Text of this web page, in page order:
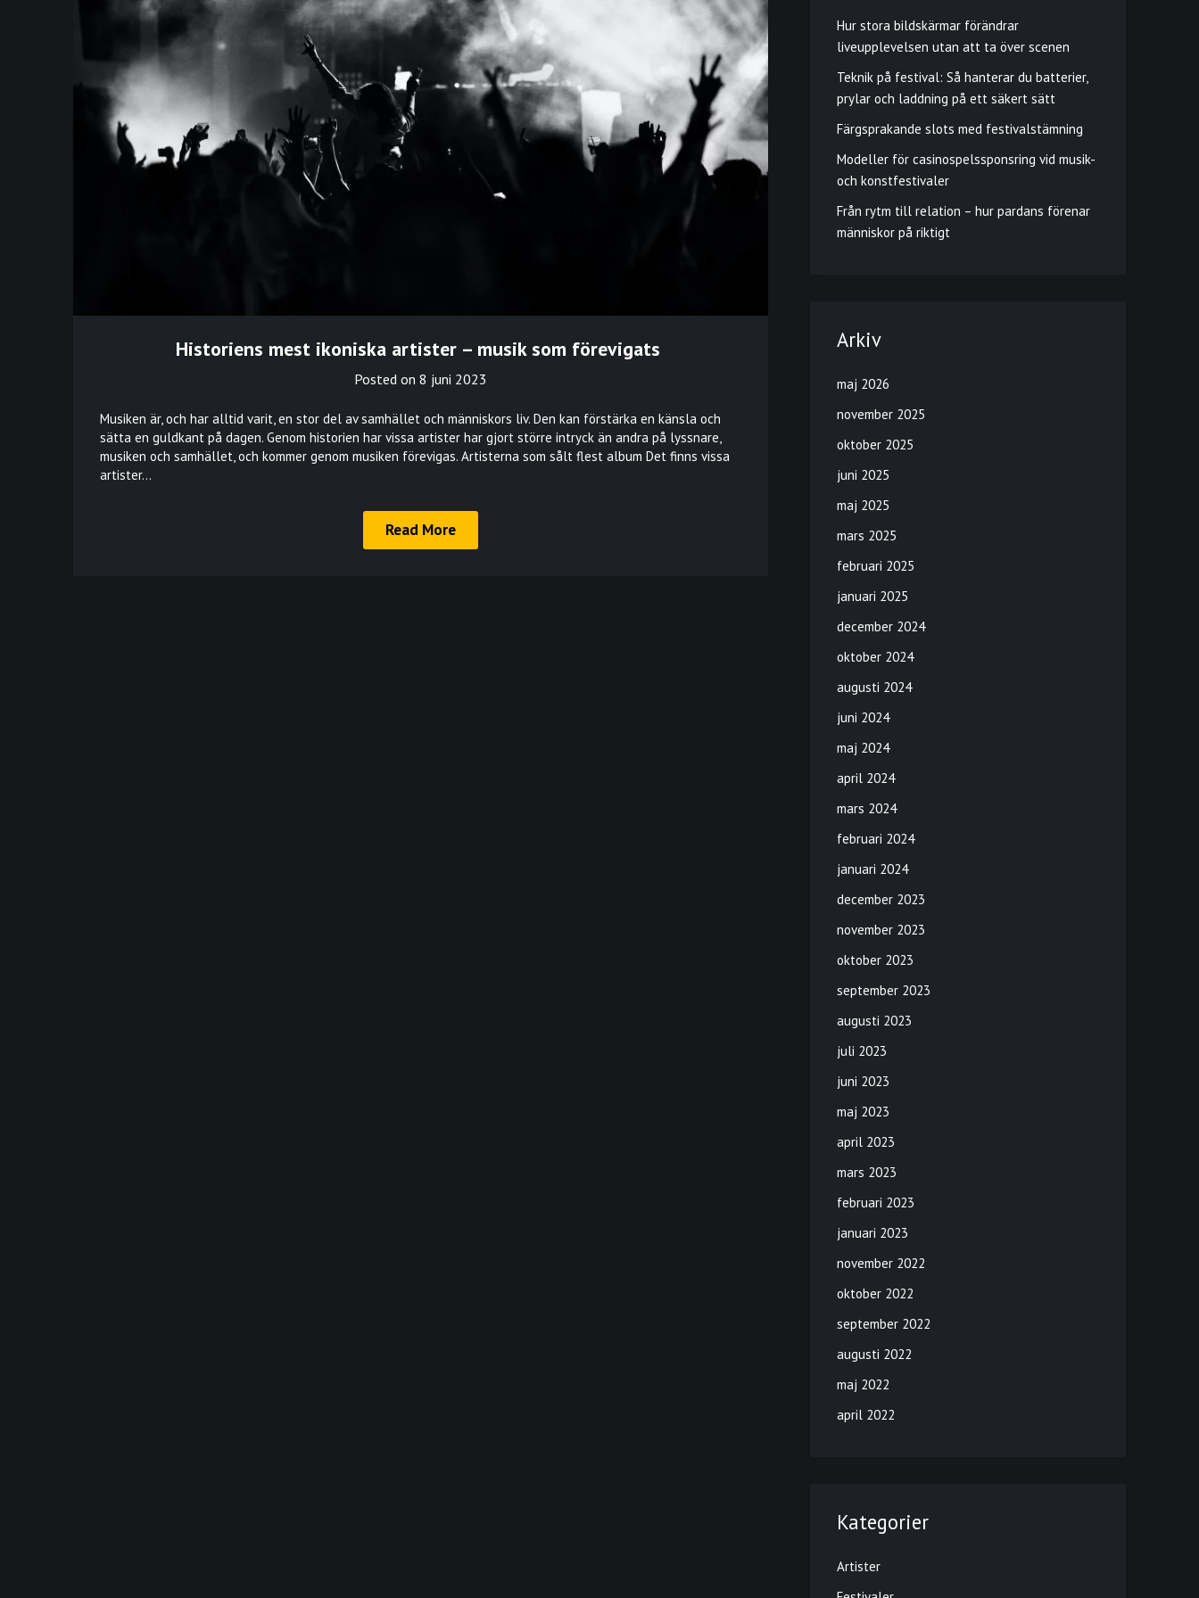
Historiens mest ikoniska artister – musik som förevigats
Posted on 8 juni 2023
Musiken är, och har alltid varit, en stor del av samhället och människors liv. Den kan förstärka en känsla och
sätta en guldkant på dagen. Genom historien har vissa artister har gjort större intryck än andra på lyssnare,
musiken och samhället, och kommer genom musiken förevigas. Artisterna som sålt flest album Det finns vissa
artister…
Read More
Hur stora bildskärmar förändrar
liveupplevelsen utan att ta över scenen
Teknik på festival: Så hanterar du batterier,
prylar och laddning på ett säkert sätt
Färgsprakande slots med festivalstämning
Modeller för casinospelssponsring vid musik-
och konstfestivaler
Från rytm till relation – hur pardans förenar
människor på riktigt
Arkiv
maj 2026
november 2025
oktober 2025
juni 2025
maj 2025
mars 2025
februari 2025
januari 2025
december 2024
oktober 2024
augusti 2024
juni 2024
maj 2024
april 2024
mars 2024
februari 2024
januari 2024
december 2023
november 2023
oktober 2023
september 2023
augusti 2023
juli 2023
juni 2023
maj 2023
april 2023
mars 2023
februari 2023
januari 2023
november 2022
oktober 2022
september 2022
augusti 2022
maj 2022
april 2022
Kategorier
Artister